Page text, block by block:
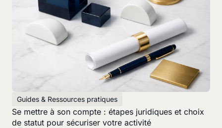
Guides & Ressources pratiques
Se mettre à son compte : étapes juridiques et choix
de statut pour sécuriser votre activité